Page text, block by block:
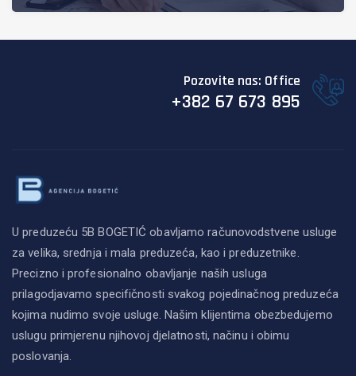
Pozovite nas: Office
+382 67 673 895
U preduzeću 5B BOGETIĆ obavljamo računovodstvene usluge
za velika, srednja i mala preduzeća, kao i preduzetnike.
Precizno i profesionalno obavljanje naših usluga
prilagodjavamo specifičnosti svakog pojedinačnog preduzeća
kojima nudimo svoje usluge. Našim klijentima obezbedujemo
uslugu primjerenu njihovoj djelatnosti, načinu i obimu
poslovanja.